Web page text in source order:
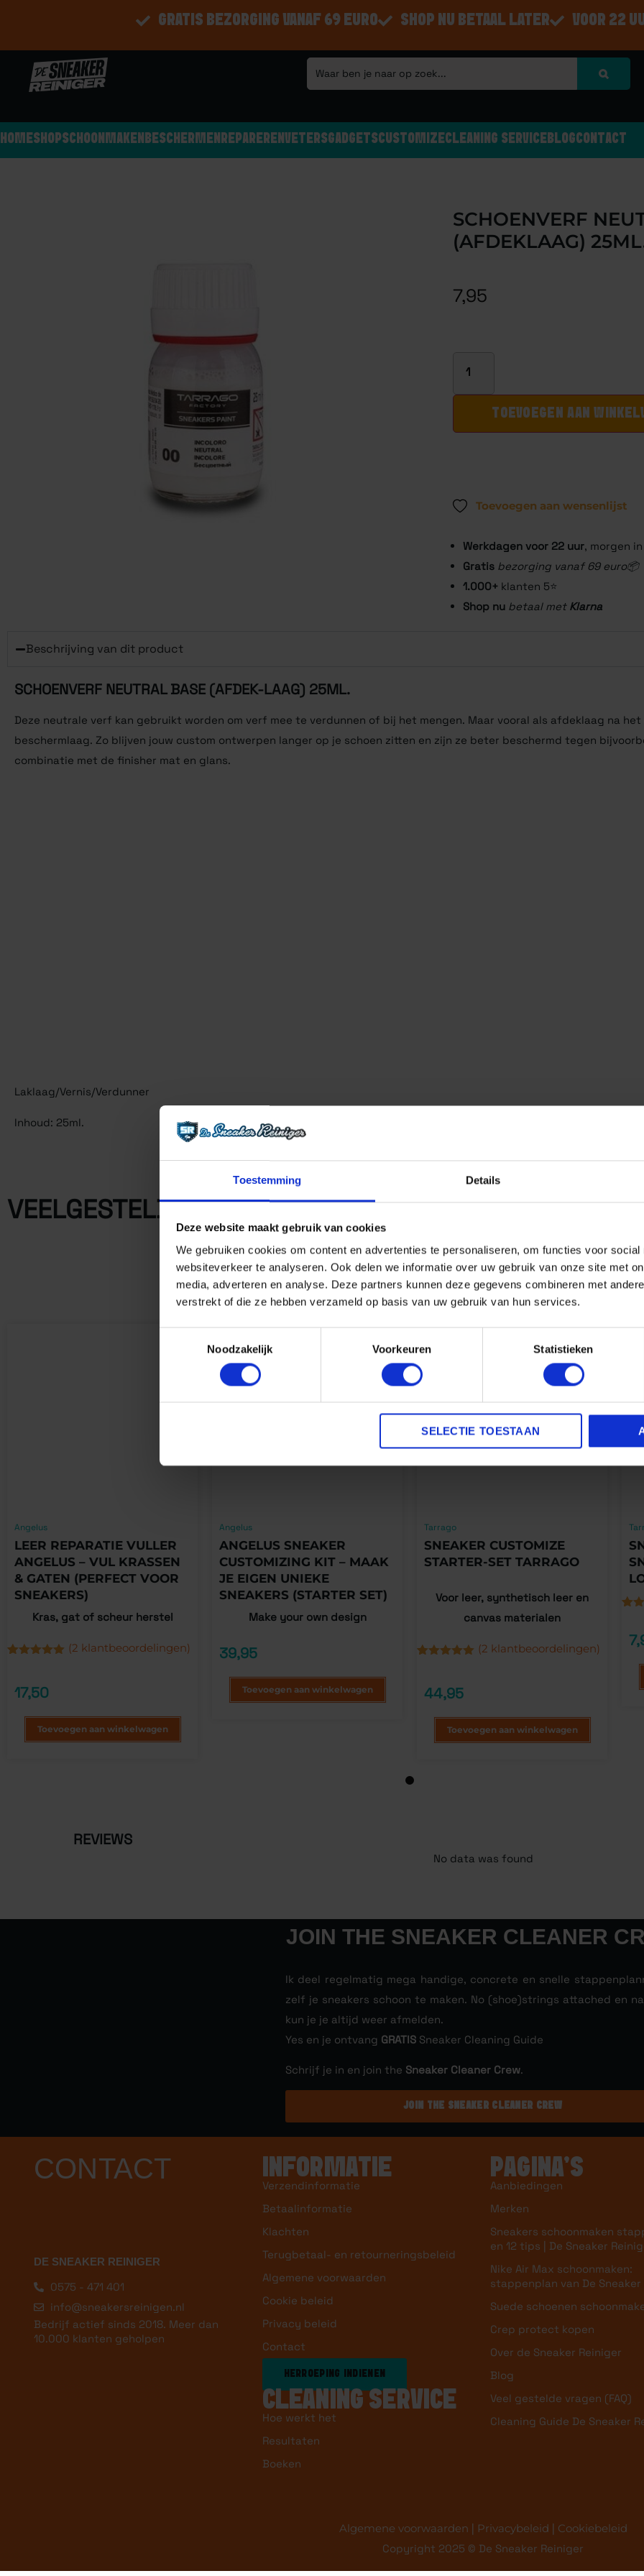
Toestemming Details
Deze website maakt gebruik van cookies
We gebruiken cookies om content en advertenties te personaliseren, om functies voor social
websiteverkeer te analyseren. Ook delen we informatie over uw gebruik van onze site met
media, adverteren en analyse. Deze partners kunnen deze gegevens combineren met
verstrekt of die ze hebben verzameld op basis van uw gebruik van hun services.
Noodzakelijk
Voorkeuren Statistieken
SELECTIE TOESTAAN
GRATIS BEZORGING VANAF 69 EURO SHOP NU BETAAL LATER VOOR 22
HOMESHOPSCHOONMAKEN BESCHERMEN REPAREREN VETERSGADGETSCUSTOMIZECLEANING SERVICE BLOGCONTACT
SCHOENVERF
(AFDEKLAAG)
7,95
TOEVOEGEN AAN
Toevoegen aan wensenlijst
Werkdagen voor 22 uur, morgen
Gratis bezorging vanaf 69 euro📦
1.000+ klanten 5⭐️
Shop nu betaal met Klarna
Beschrijving van dit product
SCHOENVERF NEUTRAL BASE (AFDEK-LAAG) 25ML.
Deze neutrale verf kan gebruikt worden om verf mee te verdunnen of bij het mengen. Maar vooral als afdeklaag na
beschermlaag. Zo blijven jouw custom ontwerpen langer op je schoen zitten en zijn ze beter beschermd tegen
combinatie met de finisher mat en glans.
Laklaag/Vernis/Verdunner
Inhoud: 25ml.
VEELGESTELDE VRAGEN
ANDERE BEKEKEN OOK
Angelus
LEER REPARATIE VULLER
ANGELUS – VUL KRASSEN
& GATEN (PERFECT VOOR
SNEAKERS)
Kras, gat of scheur herstel
gebaseerd
op
(2 klantbeoordelingen)
17,50
Toevoegen aan winkelwagen
Angelus
ANGELUS SNEAKER
CUSTOMIZING KIT – MAAK
JE EIGEN UNIEKE
SNEAKERS (STARTER SET)
Make your own design
39,95
Toevoegen aan winkelwagen
Tarrago
SNEAKER CUSTOMIZE
STARTER-SET TARRAGO
Voor leer, synthetisch leer en
canvas materialen
gebaseerd
op
(2 klantbeoordelingen)
44,95
Toevoegen aan winkelwagen
REVIEWS
No data was found
JOIN THE SNEAKER CLEANER
Ik deel regelmatig mega handige, concrete en snelle
zelf je sneakers schoon te maken. No (shoe)strings attached en
kun je je altijd weer afmelden.
Yes en je ontvang GRATIS Sneaker Cleaning Guide
Schrijf je in en join the Sneaker Cleaner Crew.
JOIN THE SNEAKER CLEANER CREW
CONTACT
DE SNEAKER REINIGER
0575 - 471 401
info@sneakersreinigen.nl
Bedrijf actief sinds 2018. Meer dan
10.000 klanten geholpen
INFORMATIE
Verzendinformatie
Betaalinformatie
Klachten
Terugbetaal- en retourneringsbeleid
Algemene voorwaarden
Cookie beleid
Privacy beleid
Contact
HERROEPING INDIENEN
CLEANING SERVICE
Hoe werkt het
Resultaten
Boeken
PAGINA’S
Aanbiedingen
Merken
Sneakers schoonmaken
en 12 tips | De Sneaker
Nike Air Max schoonmaken:
stappenplan van De Sneaker
Suede schoenen
Crep protect kopen
Over de Sneaker Reiniger
Blog
Veel gestelde vragen (FAQ)
Cleaning Guide De Sneaker
Algemene voorwaarden Privacybeleid
Cookiebeleid
Copyright 2025 © De Sneaker Reiniger